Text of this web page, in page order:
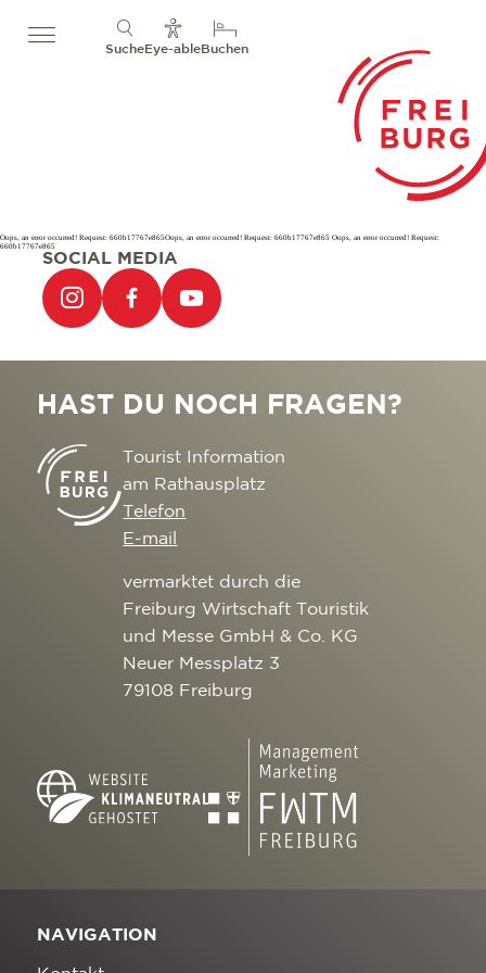
SucheEye-ableBuchen
Oops, an error occurred! Request: 660b17767e865Oops, an error occurred! Request: 660b17767e865 Oops, an error occurred! Request:
660b17767e865
SOCIAL MEDIA
HAST DU NOCH FRAGEN?
Tourist Information
am Rathausplatz
Telefon
E-mail
vermarktet durch die
Freiburg Wirtschaft Touristik
und Messe GmbH & Co. KG
Neuer Messplatz 3
79108 Freiburg
NAVIGATION